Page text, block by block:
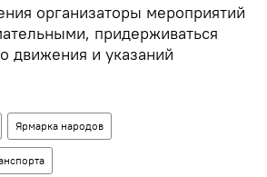
организаторы мероприятий
придерживаться
движения и указаний
Ярмарка народов